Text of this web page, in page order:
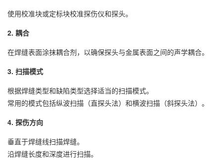
使用校准块或定标块校准探伤仪和探头。
2. 耦合
在焊缝表面涂抹耦合剂，以确保探头与金属表面之间的声学耦合。
3. 扫描模式
根据焊缝类型和缺陷类型选择适当的扫描模式。
常用的模式包括纵波扫描（直探头法）和横波扫描（斜探头法）。
4. 探伤方向
垂直于焊缝线扫描焊缝。
沿焊缝长度和深度进行扫描。